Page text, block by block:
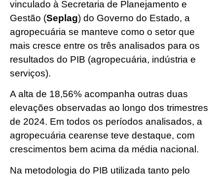
vinculado à Secretaria de Planejamento e
Gestão (Seplag) do Governo do Estado, a
agropecuária se manteve como o setor que
mais cresce entre os três analisados para os
resultados do PIB (agropecuária, indústria e
serviços).
A alta de 18,56% acompanha outras duas
elevações observadas ao longo dos trimestres
de 2024. Em todos os períodos analisados, a
agropecuária cearense teve destaque, com
crescimentos bem acima da média nacional.
Na metodologia do PIB utilizada tanto pelo